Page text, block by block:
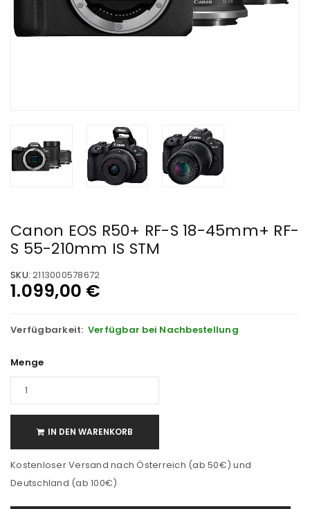
Canon EOS R50+ RF-S 18-45mm+ RF-
S 55-210mm IS STM
SKU: 2113000578672
1.099,00 €
Verfügbarkeit: Verfügbar bei Nachbestellung
Menge
IN DEN WARENKORB
Kostenloser Versand nach Österreich (ab 50€) und
Deutschland (ab 100€)